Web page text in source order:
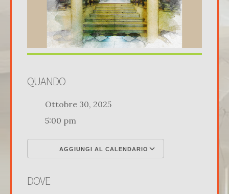
QUANDO
Ottobre 30, 2025
5:00 pm
AGGIUNGI AL CALENDARIO
Google
DOVE